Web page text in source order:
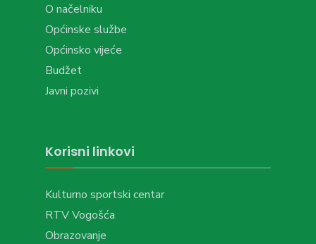
O načelniku
Općinske službe
Općinsko vijeće
Budžet
Javni pozivi
Korisni linkovi
Kulturno sportski centar
RTV Vogošća
Obrazovanje